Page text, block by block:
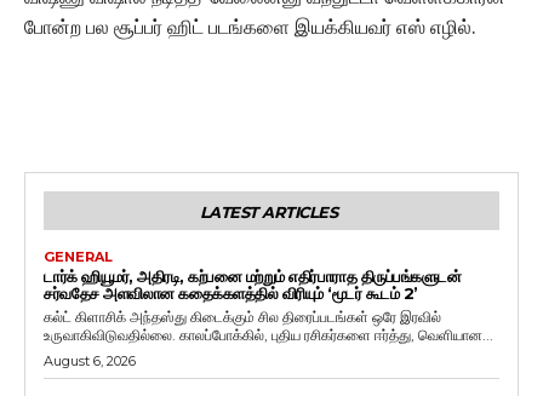
போன்ற பல சூப்பர் ஹிட் படங்களை இயக்கியவர் எஸ் எழில்.
LATEST ARTICLES
GENERAL
டார்க் ஹியூமர், அதிரடி, கற்பனை மற்றும் எதிர்பாராத திருப்பங்களுடன்
சர்வதேச அளவிலான கதைக்களத்தில் விரியும் ‘மூடர் கூடம் 2’
கல்ட் கிளாசிக் அந்தஸ்து கிடைக்கும் சில திரைப்படங்கள் ஒரே இரவில்
உருவாகிவிடுவதில்லை. காலப்போக்கில், புதிய ரசிகர்களை ஈர்த்து, வெளியான...
August 6, 2026